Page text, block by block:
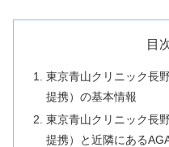
目
東京青山クリニック長
提携）の基本情報
東京青山クリニック長
提携）と近隣にある